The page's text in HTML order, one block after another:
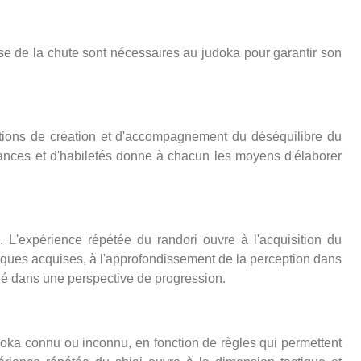
de la chute sont nécessaires au judoka pour garantir son
de création et d'accompagnement du déséquilibre du
et d'habiletés donne à chacun les moyens d'élaborer
répétée du randori ouvre à l'acquisition du
acquises, à l'approfondissement de la perception dans
dans une perspective de progression.
connu ou inconnu, en fonction de règles qui permettent